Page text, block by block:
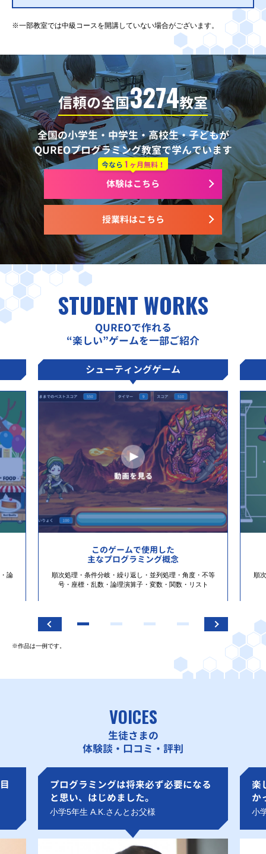
※一部教室では中級コースを開講していない場合がございます。
信頼の全国3274教室
全国の小学生・中学生・高校生・子どもが
QUREOプログラミング教室で学んでいます
授業料はこちら
今なら 1 ヶ月無料！
体験はこちら
STUDENT WORKS
QUREOで作れる
“楽しい”ゲームを一部ご紹介
論
シューティングゲーム
このゲームで使用した
主なプログラミング概念
順次処理・条件分岐・繰り返し・並列処理・角度・不等
号・座標・乱数・論理演算子・変数・関数・リスト
順
※作品は一例です。
VOICES
生徒さまの
体験談・口コミ・評判
プログラミングは将来必ず必要になる
と思い、はじめました。
小学5年生 A.K.さんとお父様
楽
か
小